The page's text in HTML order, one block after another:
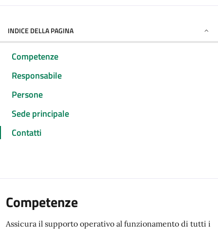
INDICE DELLA PAGINA
Competenze
Responsabile
Persone
Sede principale
Contatti
Competenze
Assicura il supporto operativo al funzionamento di tutti i